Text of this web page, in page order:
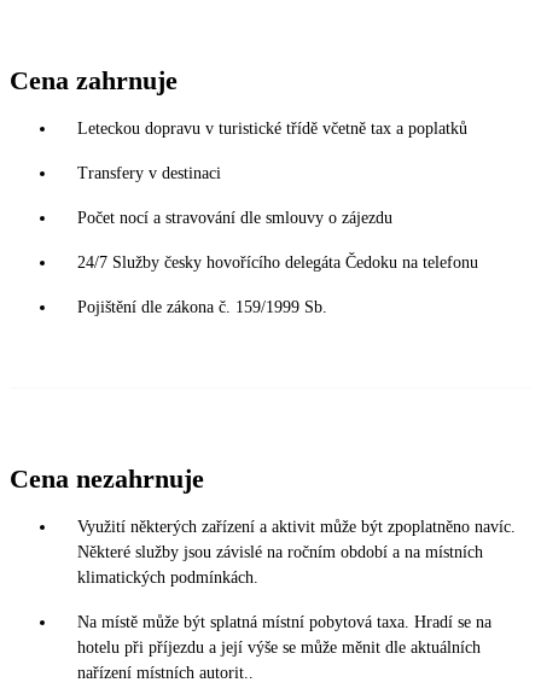
Cena zahrnuje
Leteckou dopravu v turistické třídě včetně tax a poplatků
Transfery v destinaci
Počet nocí a stravování dle smlouvy o zájezdu
24/7 Služby česky hovořícího delegáta Čedoku na telefonu
Pojištění dle zákona č. 159/1999 Sb.
Cena nezahrnuje
Využití některých zařízení a aktivit může být zpoplatněno navíc.
Některé služby jsou závislé na ročním období a na místních
klimatických podmínkách.
Na místě může být splatná místní pobytová taxa. Hradí se na
hotelu při příjezdu a její výše se může měnit dle aktuálních
nařízení místních autorit..